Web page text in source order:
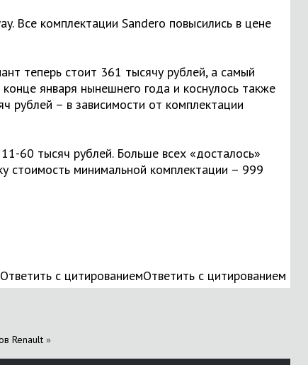
Все комплектации Sandero повысились в цене
теперь стоит 361 тысячу рублей, а самый
января нынешнего года и коснулось также
рублей – в зависимости от комплектации
60 тысяч рублей. Больше всех «досталось»
стоимость минимальной комплектации – 999
Ответить с цитированием
Renault »